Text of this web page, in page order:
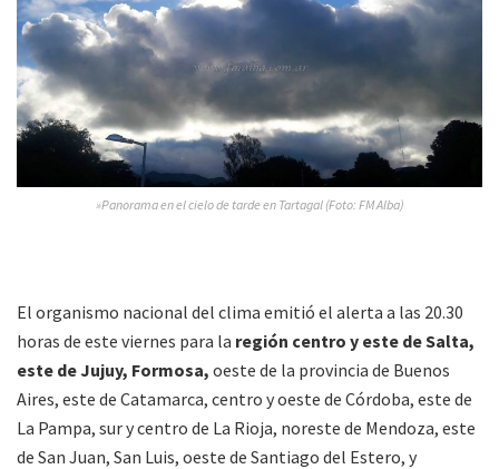
»Panorama en el cielo de tarde en Tartagal (Foto: FM Alba)
El organismo nacional del clima emitió el alerta a las 20.30
horas de este viernes para la región centro y este de Salta,
este de Jujuy, Formosa, oeste de la provincia de Buenos
Aires, este de Catamarca, centro y oeste de Córdoba, este de
La Pampa, sur y centro de La Rioja, noreste de Mendoza, este
de San Juan, San Luis, oeste de Santiago del Estero, y